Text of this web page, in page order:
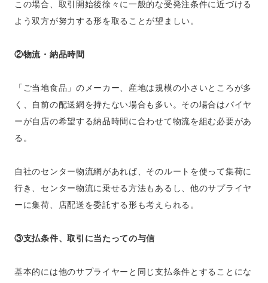
この場合、取引開始後徐々に一般的な受発注条件に近づける
よう双方が努力する形を取ることが望ましい。
②物流・納品時間
「ご当地食品」のメーカー、産地は規模の小さいところが多
く、自前の配送網を持たない場合も多い。その場合はバイヤ
ーが自店の希望する納品時間に合わせて物流を組む必要があ
る。
自社のセンター物流網があれば、そのルートを使って集荷に
行き、センター物流に乗せる方法もあるし、他のサプライヤ
ーに集荷、店配送を委託する形も考えられる。
③支払条件、取引に当たっての与信
基本的には他のサプライヤーと同じ支払条件とすることにな